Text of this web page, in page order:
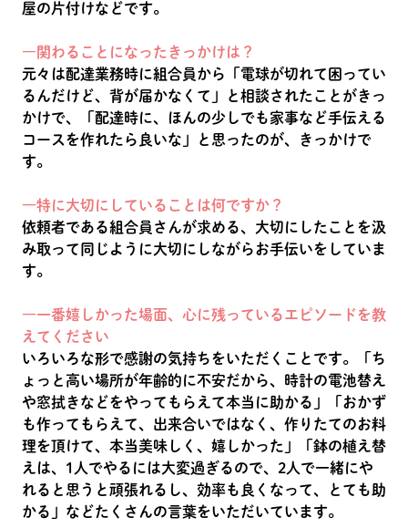
屋の片付けなどです。
―関わることになったきっかけは？
元々は配達業務時に組合員から「電球が切れて困ってい
るんだけど、背が届かなくて」と相談されたことがきっ
かけで、「配達時に、ほんの少しでも家事など手伝える
コースを作れたら良いな」と思ったのが、きっかけで
す。
―特に大切にしていることは何ですか？
依頼者である組合員さんが求める、大切にしたことを汲
み取って同じように大切にしながらお手伝いをしていま
す。
―一番嬉しかった場面、心に残っているエピソードを教
えてください
いろいろな形で感謝の気持ちをいただくことです。「ち
ょっと高い場所が年齢的に不安だから、時計の電池替え
や窓拭きなどをやってもらえて本当に助かる」「おかず
も作ってもらえて、出来合いではなく、作りたてのお料
理を頂けて、本当美味しく、嬉しかった」「鉢の植え替
えは、1人でやるには大変過ぎるので、2人で一緒にや
れると思うと頑張れるし、効率も良くなって、とても助
かる」などたくさんの言葉をいただいています。